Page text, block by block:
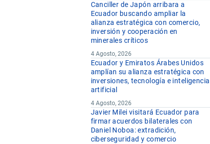
Canciller de Japón arribara a
Ecuador buscando ampliar la
alianza estratégica con comercio,
inversión y cooperación en
minerales críticos
4 Agosto, 2026
Ecuador y Emiratos Árabes Unidos
amplían su alianza estratégica con
inversiones, tecnología e inteligencia
artificial
4 Agosto, 2026
Javier Milei visitará Ecuador para
firmar acuerdos bilaterales con
Daniel Noboa: extradición,
ciberseguridad y comercio